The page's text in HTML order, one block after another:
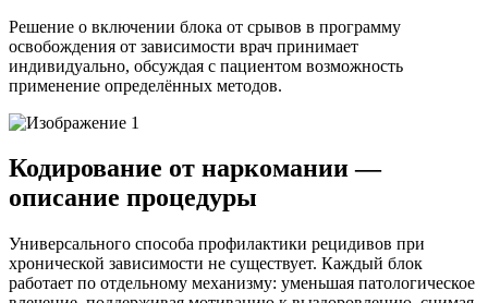
Решение о включении блока от срывов в программу
освобождения от зависимости врач принимает
индивидуально, обсуждая с пациентом возможность
применение определённых методов.
Кодирование от наркомании —
описание процедуры
Универсального способа профилактики рецидивов при
хронической зависимости не существует. Каждый блок
работает по отдельному механизму: уменьшая патологическое